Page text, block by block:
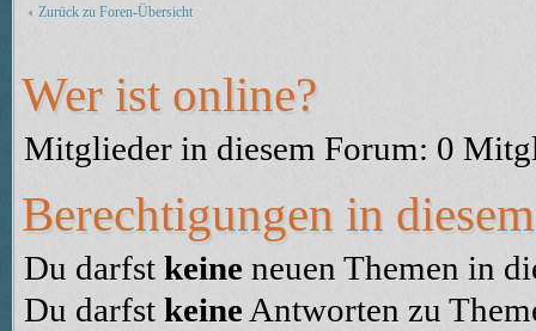
Zurück zu Foren-Übersicht
Wer ist online?
Mitglieder in diesem Forum: 0
Berechtigungen in
Du darfst keine neuen Themen in
Du darfst keine Antworten zu